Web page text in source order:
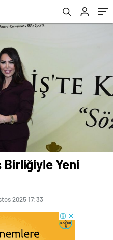
Birliğiyle Yeni
2025 17:33